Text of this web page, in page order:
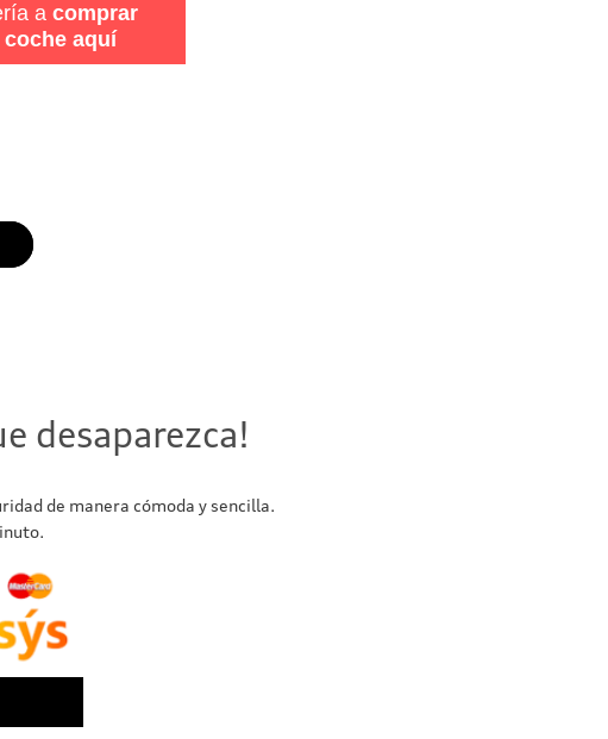
acomprar
coche aquí
desaparezca!
de manera cómoda y sencilla.